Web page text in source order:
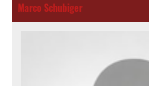
Marco Schubiger